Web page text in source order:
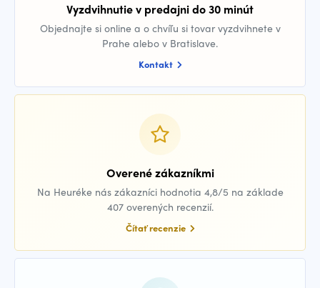
Vyzdvihnutie v predajni do 30 minút
Objednajte si online a o chvíľu si tovar vyzdvihnete v
Prahe alebo v Bratislave.
Kontakt
Overené zákazníkmi
Na Heuréke nás zákazníci hodnotia 4,8/5 na základe
407 overených recenzií.
Čítať recenzie